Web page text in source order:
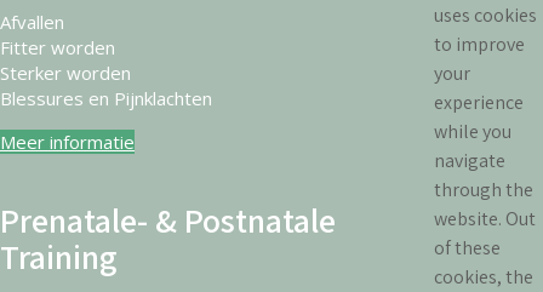
Afvallen
Fitter worden
Sterker worden
Blessures en Pijnklachten
Meer informatie
Prenatale- & Postnatale
Training
uses cookies
to improve
your
experience
while you
navigate
through the
website. Out
of these
cookies, the